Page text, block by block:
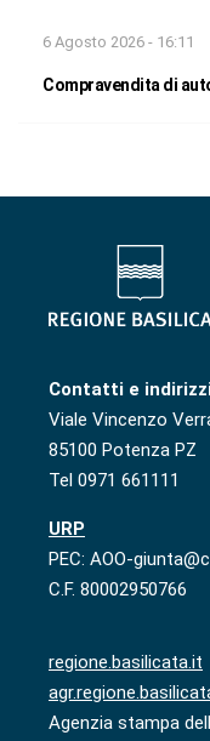
6 Agosto 2026 - 16:11
Compravendita di
Contatti e
Viale Vincenzo
85100 Potenza PZ
Tel 0971 661111
URP
PEC: AOO-
C.F. 80002950766
regione.basilicata.it
Agenzia stampa